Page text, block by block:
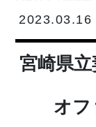
2023.03.16
宮崎県
オフ